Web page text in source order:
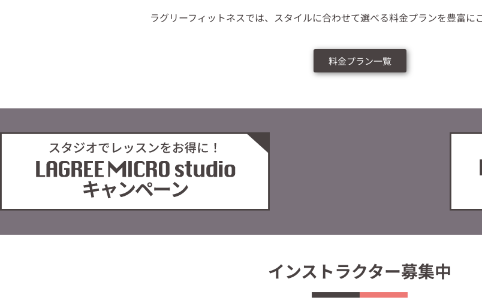
ラグリーフィットネスでは、スタイルに合わせて選べる料金プランを豊富に
料金プラン一覧
インストラクター募集中